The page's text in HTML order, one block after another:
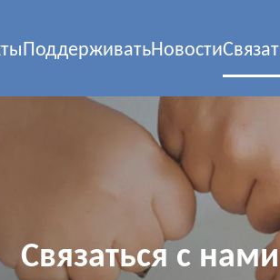
ПоддерживатьНовости
Связаться с нами